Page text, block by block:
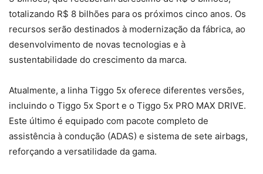
totalizando R$ 8 bilhões para os próximos cinco anos. Os
recursos serão destinados à modernização da fábrica, ao
desenvolvimento de novas tecnologias e à
sustentabilidade do crescimento da marca.
Atualmente, a linha Tiggo 5x oferece diferentes versões,
incluindo o Tiggo 5x Sport e o Tiggo 5x PRO MAX DRIVE.
Este último é equipado com pacote completo de
assistência à condução (ADAS) e sistema de sete airbags,
reforçando a versatilidade da gama.